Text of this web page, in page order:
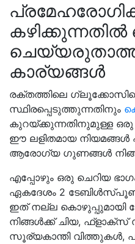
കാര്യങ്ങൾ
രക്തത്തിലെ
സ്ഥിരപ്പെടുത്തുന്നതിനും
കുറയ്ക്കുന്നതിനുമുള്ള ഒരു
ഈ ലളിതമായ നിയമങ്ങൾ
ആരോഗ്യ ഗുണങ്ങൾ
എപ്പോഴും ഒരു ചെറിയ
ഏകദേശം 2
ഇത് നല്ല കൊഴുപ്പുമായി
നിങ്ങൾക്ക് ചിയ, ഫ്ളാക്സ്
സൂര്യകാന്തി വിത്തുകൾ,